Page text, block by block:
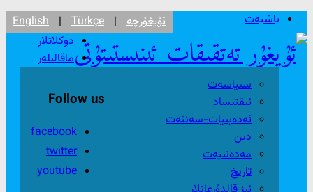
ئۇيغۇرچە |
English | Türkçe
Follow us
facebook
twitter
youtube
باشبەت
دوكلاتلار
ماقالىلەر
سىياسەت
ئىقتىساد
ئەدەبىيات-سەنئەت
دىن
مەدەنىيەت
تارىخ